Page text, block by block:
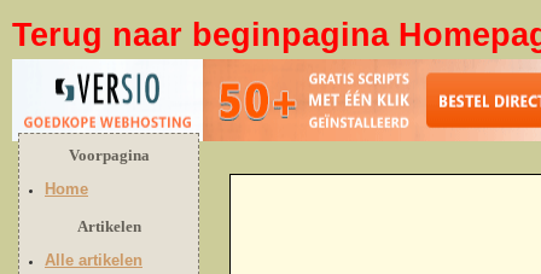
Terug naar beginpagina
Voorpagina
Home
Artikelen
Alle artikelen